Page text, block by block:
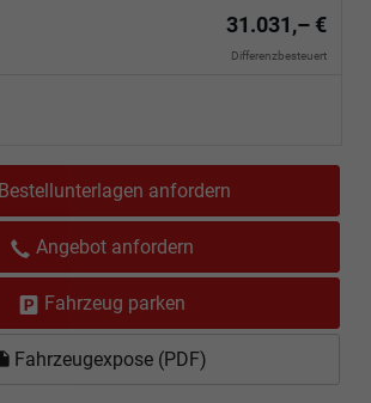
31.031,– €
Differenzbesteuert
Bestellunterlagen anfordern
Angebot anfordern
Fahrzeug parken
Fahrzeugexpose (PDF)